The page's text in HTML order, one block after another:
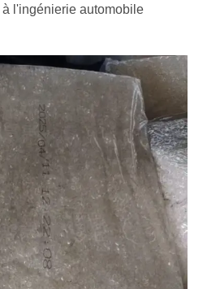
l'ingénierie automobile